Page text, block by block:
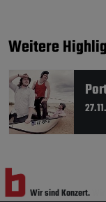
Weitere
Wir sind Konzert.